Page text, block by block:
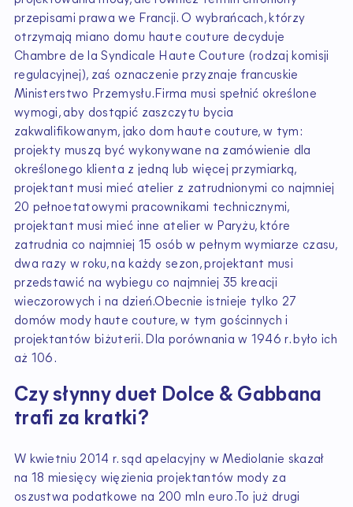
przepisami prawa we Francji. O wybrańcach, którzy
otrzymają miano domu haute couture decyduje
Chambre de la Syndicale Haute Couture (rodzaj komisji
regulacyjnej), zaś oznaczenie przyznaje francuskie
Ministerstwo Przemysłu.Firma musi spełnić określone
wymogi, aby dostąpić zaszczytu bycia
zakwalifikowanym, jako dom haute couture, w tym:
projekty muszą być wykonywane na zamówienie dla
określonego klienta z jedną lub więcej przymiarką,
projektant musi mieć atelier z zatrudnionymi co najmniej
20 pełnoetatowymi pracownikami technicznymi,
projektant musi mieć inne atelier w Paryżu, które
zatrudnia co najmniej 15 osób w pełnym wymiarze czasu,
dwa razy w roku, na każdy sezon, projektant musi
przedstawić na wybiegu co najmniej 35 kreacji
wieczorowych i na dzień.Obecnie istnieje tylko 27
domów mody haute couture, w tym gościnnych i
projektantów biżuterii. Dla porównania w 1946 r. było ich
aż 106.
Czy słynny duet Dolce & Gabbana
trafi za kratki?
W kwietniu 2014 r. sąd apelacyjny w Mediolanie skazał
na 18 miesięcy więzienia projektantów mody za
oszustwa podatkowe na 200 mln euro.To już drugi